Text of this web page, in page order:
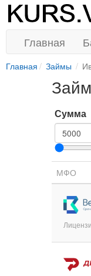
Главная
Главная Займы
Сумма
МФО